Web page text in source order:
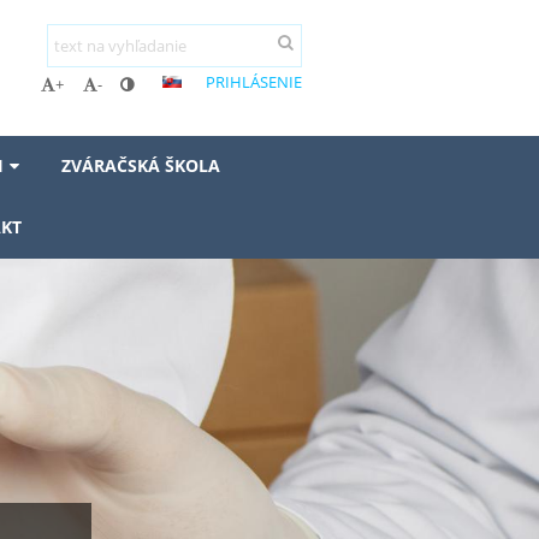
+ - PRIHLÁSENIE
ZVÁRAČSKÁ ŠKOLA